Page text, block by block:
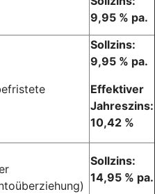
9,95 % pa.
Sollzins:
9,95 % pa.
Effektiver
Jahreszins:
10,42 %
Sollzins:
14,95 % pa.